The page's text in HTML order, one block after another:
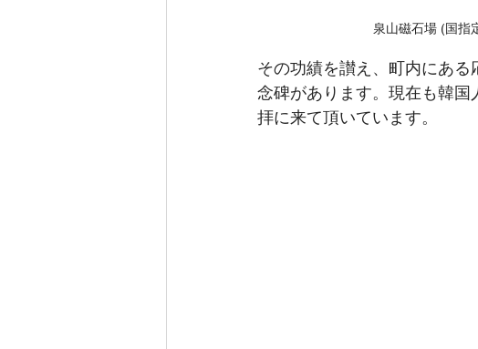
泉山磁石場 (国指
その功績を讃え、町内にあ
念碑があります。現在も韓
拝に来て頂いています。